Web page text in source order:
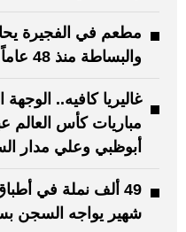
مطعم في الفجيرة
والبساطة منذ 48 عاماً
غاليريا كافيه.. الوجهة
مباريات كأس العالم
أبوظبي وعلي مدار
49 ألف نملة في
شهير يواجه السجن